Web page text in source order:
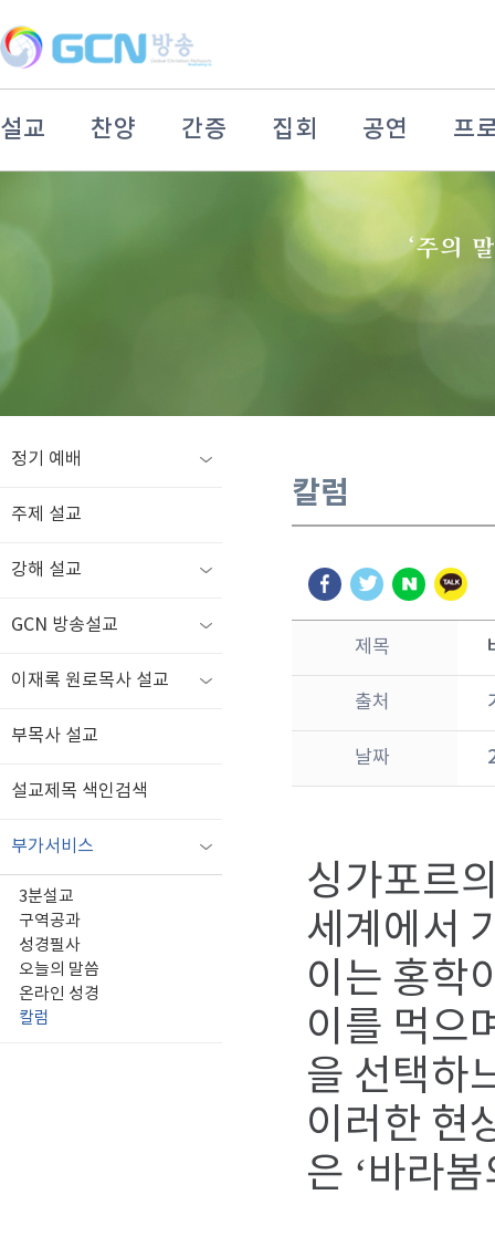
설교 찬양 간증 집회 공연 프
정기 예배
주제 설교
강해 설교
GCN 방송설교
이재록 원로목사 설교
부목사 설교
설교제목 색인검색
부가서비스
3분설교
구역공과
성경필사
오늘의 말씀
온라인 성경
칼럼
칼럼
제목
출처
날짜
싱가포르
세계에서
이는 홍학
이를 먹으
을 선택하
이러한 현
은 ‘바라